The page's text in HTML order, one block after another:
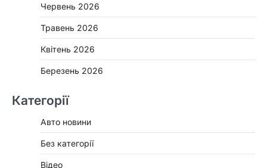
Червень 2026
Травень 2026
Квітень 2026
Березень 2026
Категорії
Авто новини
Без категорії
Відео